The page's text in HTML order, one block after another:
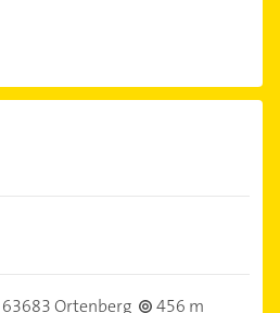
63683 Ortenberg
456 m